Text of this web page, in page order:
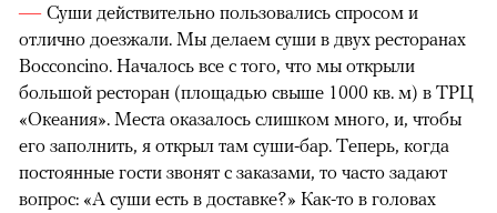
Суши действительно пользовались спросом и
отлично доезжали. Мы делаем суши в двух ресторанах
Bocconcino. Началось все с того, что мы открыли
большой ресторан (площадью свыше 1000 кв. м) в ТРЦ
«Океания». Места оказалось слишком много, и, чтобы
его заполнить, я открыл там суши-бар. Теперь, когда
постоянные гости звонят с заказами, то часто задают
вопрос: «А суши есть в доставке?» Как-то в головах